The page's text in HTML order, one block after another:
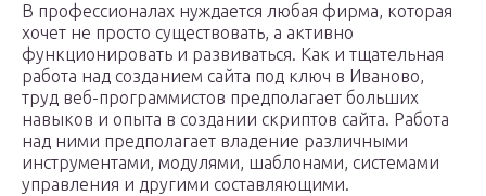
В профессионалах нуждается любая фирма, которая
хочет не просто существовать, а активно
функционировать и развиваться. Как и тщательная
работа над созданием сайта под ключ в Иваново,
труд веб-программистов предполагает больших
навыков и опыта в создании скриптов сайта. Работа
над ними предполагает владение различными
инструментами, модулями, шаблонами, системами
управления и другими составляющими.